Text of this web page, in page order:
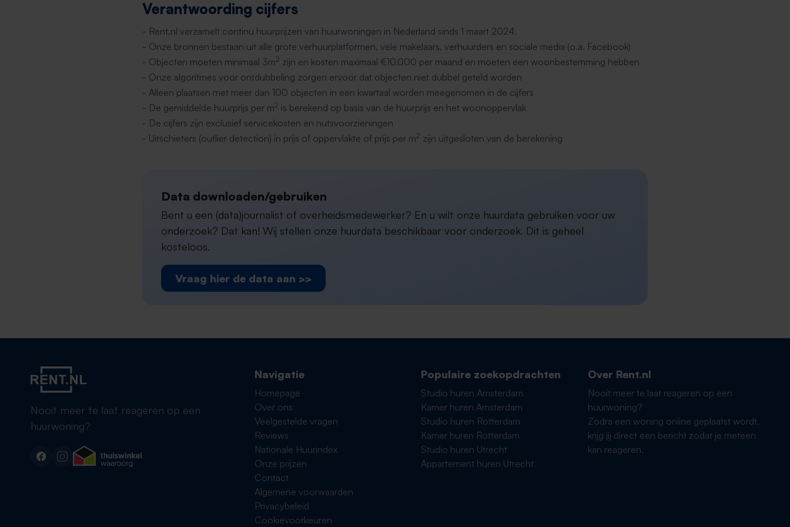
Verantwoording cijfers
- Rent.nl verzamelt continu huurprijzen van huurwoningen in Nederland sinds 1 maart 2024.
- Onze bronnen bestaan uit alle grote verhuurplatformen, vele makelaars, verhuurders en sociale media (o.a. Facebook)
- Objecten moeten minimaal 3m2 zijn en kosten maximaal €10.000 per maand en moeten een woonbestemming hebben
- Onze algoritmes voor ontdubbeling zorgen ervoor dat objecten niet dubbel geteld worden
- Alleen plaatsen met meer dan 100 objecten in een kwartaal worden meegenomen in de cijfers
- De gemiddelde huurprijs per m2 is berekend op basis van de huurprijs en het woonoppervlak
- De cijfers zijn exclusief servicekosten en nutsvoorzieningen
- Uitschieters (outlier detection) in prijs of oppervlakte of prijs per m2 zijn uitgesloten van de berekening
Data downloaden/gebruiken
Bent u een (data)journalist of overheidsmedewerker? En u wilt onze huurdata gebruiken voor uw
onderzoek? Dat kan! Wij stellen onze huurdata beschikbaar voor onderzoek. Dit is geheel
kosteloos.
Vraag hier de data aan >>
Nooit meer te laat reageren op een
huurwoning?
Navigatie
Homepage
Over ons
Veelgestelde vragen
Reviews
Nationale Huurindex
Onze prijzen
Contact
Algemene voorwaarden
Privacybeleid
Cookievoorkeuren
Populaire zoekopdrachten
Studio huren Amsterdam
Kamer huren Amsterdam
Studio huren Rotterdam
Kamer huren Rotterdam
Studio huren Utrecht
Appartement huren Utrecht
Over Rent.nl
Nooit meer te laat reageren op een
huurwoning?
Zodra een woning online geplaatst wordt,
krijg jij direct een bericht zodat je meteen
kan reageren.